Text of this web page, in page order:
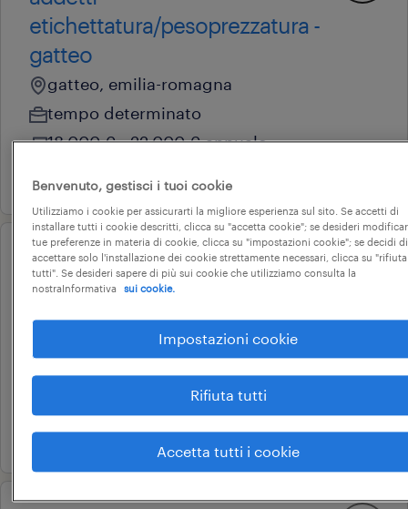
etichettatura/pesoprezzatura -
gatteo
gatteo, emilia-romagna
tempo determinato
18.000 € - 22.000 € annuale
operational
addetto confezionamento
alimentare - fettine
gatteo, emilia-romagna
tempo determinato
18.000 € - 22.000 € annuale
3 luglio 2026
Benvenuto, gestisci i tuoi cookie
Utilizziamo i cookie per assicurarti la migliore esperienza sul sito. Se accetti di
installare tutti i cookie descritti, clicca su "accetta cookie"; se desideri
tue preferenze in materia di cookie, clicca su "impostazioni cookie"; se decidi di
accettare solo l'installazione dei cookie strettamente necessari, clicca su "rifiuta
tutti". Se desideri sapere di più sui cookie che utilizziamo consulta la
nostraInformativa
sui cookie.
Impostazioni cookie
Rifiuta tutti
Accetta tutti i cookie